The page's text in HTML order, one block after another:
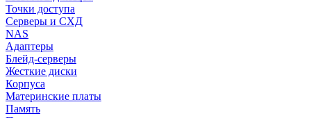
Точки доступа
Серверы и СХД
NAS
Адаптеры
Блейд-серверы
Жесткие диски
Корпуса
Материнские платы
Память